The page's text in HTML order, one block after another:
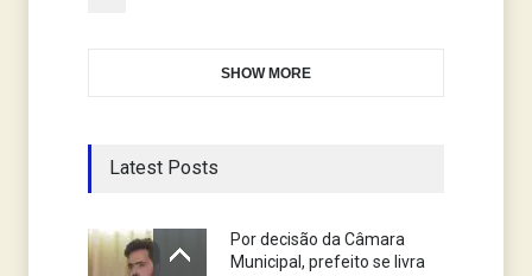
SHOW MORE
Latest Posts
Por decisão da Câmara
Municipal, prefeito se livra